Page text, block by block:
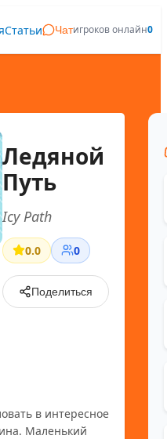
Статьи Чатигроков онлайн0
Ледяной
Путь
Icy Path
0.0 0
Поделиться
в интересное
Маленький